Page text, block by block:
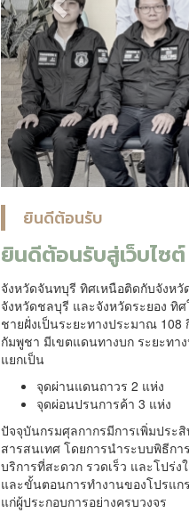
ยินดีต้อนรับ
ยินดีต้อนรับสู่เว็บไซต์
จังหวัดจันทบุรี ทิศเหนือติดกับจังห
จังหวัดชลบุรี และจังหวัดระยอง ทิ
ชายฝั่งเป็นระยะทางประมาณ
กัมพูชา มีเขตแดนทางบก ระยะทา
แยกเป็น
จุดผ่านแดนถาวร 2 แห่ง
จุดผ่อนปรนการค้า 3 แห่ง
ปัจจุบันกรมศุลกากรมีการเพิ่มประ
สารสนเทศ โดยการนำระบบพิธีกา
บริการที่สะดวก รวดเร็ว และโปร่
และขั้นตอนการทำงานของโปรแก
แก่ผู้ประกอบการอย่างครบวงจร